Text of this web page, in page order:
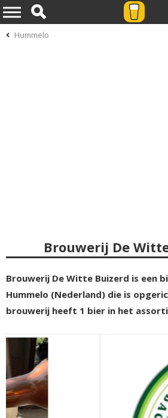
Hummelo
Brouwerij De
Brouwerij De Witte Buizerd is een
Hummelo (Nederland) die is
brouwerij heeft 1 bier in het